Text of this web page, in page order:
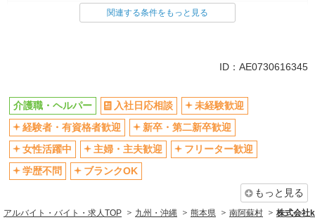
交通費支給
社会保険あり
産休・育休取得実績あり
関連する条件をもっと見る
ID：AE0730616345
介護職・ヘルパー 入社日応相談
未経験歓迎
経験者・有資格者歓迎
新卒・第二新卒歓迎
女性活躍中
主婦・主夫歓迎
フリーター歓迎
学歴不問
ブランクOK
もっと見る
アルバイト・バイト・求人TOP 九州・沖縄 熊本県 南阿蘇村 株式会社